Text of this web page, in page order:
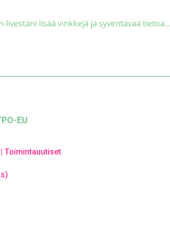
livestäni lisää vinkkejä ja syventävää tietoa…
EU
| Toimintauutiset